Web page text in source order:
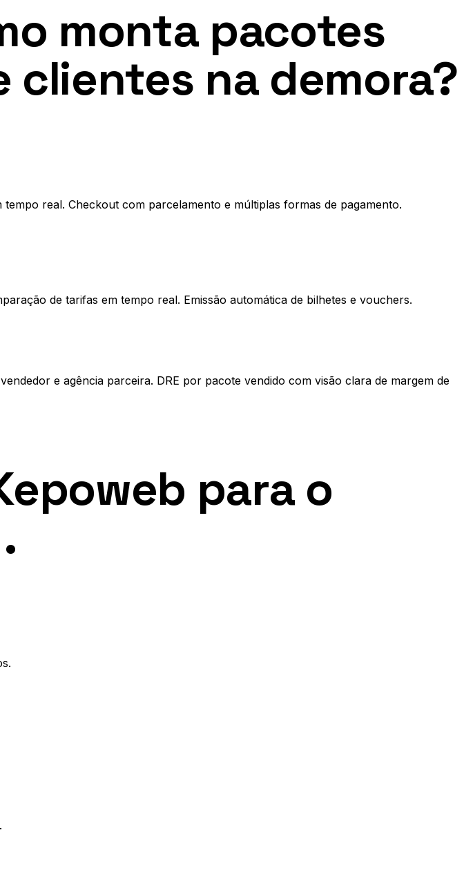
monta pacotes
clientes na demora?
real. Checkout com parcelamento e múltiplas formas de pagamento.
de tarifas em tempo real. Emissão automática de bilhetes e vouchers.
e agência parceira. DRE por pacote vendido com visão clara de margem de
para o
.